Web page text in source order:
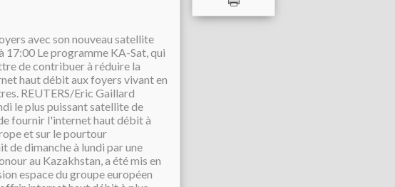
avec son nouveau satellite
17:00 Le programme KA-Sat, qui
de contribuer à réduire la
haut débit aux foyers vivant en
REUTERS/Eric Gaillard
le plus puissant satellite de
fournir l'internet haut débit à
et sur le pourtour
de dimanche à lundi par une
au Kazakhstan, a été mis en
espace du groupe européen